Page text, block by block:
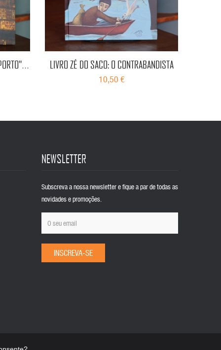
LIVRO ZÉ DO SACO: O CONTRABANDISTA
10,50 €
NEWSLETTER
Subscreva a nossa newsletter e fique a par de todas as
novidades e promoções.
INSCREVA-SE